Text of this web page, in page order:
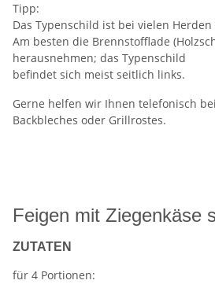
Tipp:
Das Typenschild ist bei vielen
Am besten die Brennstofflade
herausnehmen; das Typenschild
befindet sich meist seitlich links.
Gerne helfen wir Ihnen telefonisch
Backbleches oder Grillrostes.
Feigen mit Ziegenkäse
ZUTATEN
für 4 Portionen: